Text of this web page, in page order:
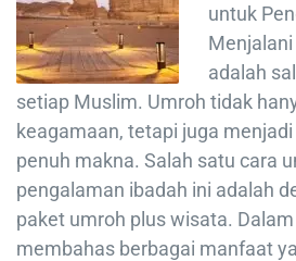
untuk
adalah
setiap Muslim. Umroh tidak
keagamaan, tetapi juga
penuh makna. Salah satu cara
pengalaman ibadah ini adalah
paket umroh plus wisata.
membahas berbagai manfaat